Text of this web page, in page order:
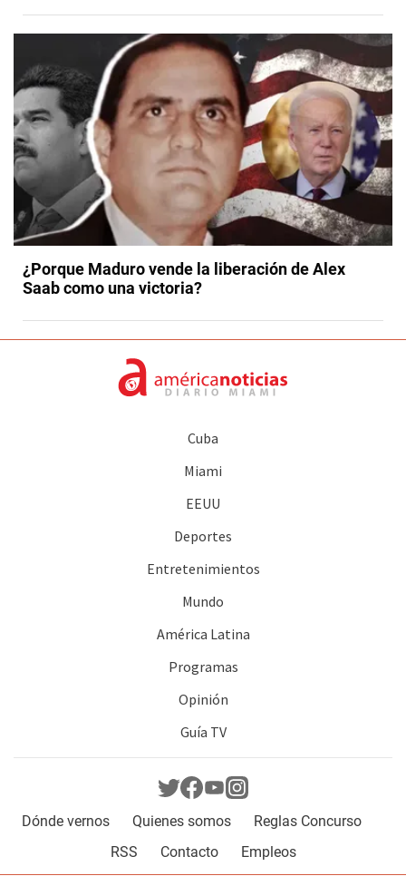
¿Porque Maduro vende la liberación de Alex
Saab como una victoria?
Cuba
Miami
EEUU
Deportes
Entretenimientos
Mundo
América Latina
Programas
Opinión
Guía TV
Dónde vernos Quienes somos
Reglas Concurso
RSS
Contacto Empleos